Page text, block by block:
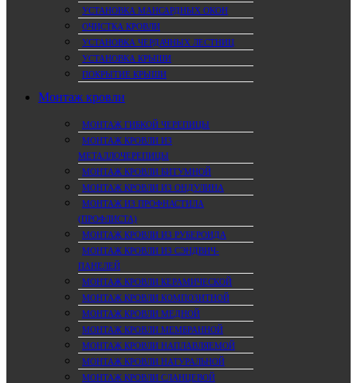
УСТАНОВКА МАНСАРДНЫХ ОКОН
ОЧИСТКА КРОВЛИ
УСТАНОВКА ЧЕРДАЧНЫХ ЛЕСТНИЦ
УСТАНОВКА КРЫШИ
ПОКРЫТИЕ КРЫШИ
Монтаж кровли
МОНТАЖ ГИБКОЙ ЧЕРЕПИЦЫ
МОНТАЖ КРОВЛИ ИЗ
МЕТАЛЛОЧЕРЕПИЦЫ
МОНТАЖ КРОВЛИ БИТУМНОЙ
МОНТАЖ КРОВЛИ ИЗ ОНДУЛИНА
МОНТАЖ ИЗ ПРОФНАСТИЛА
(ПРОФЛИСТА)
МОНТАЖ КРОВЛИ ИЗ РУБЕРОИДА
МОНТАЖ КРОВЛИ ИЗ СЭНДВИЧ-
ПАНЕЛЕЙ
МОНТАЖ КРОВЛИ КЕРАМИЧЕСКОЙ
МОНТАЖ КРОВЛИ КОМПОЗИТНОЙ
МОНТАЖ КРОВЛИ МЕДНОЙ
МОНТАЖ КРОВЛИ МЕМБРАННОЙ
МОНТАЖ КРОВЛИ НАПЛАВЛЯЕМОЙ
МОНТАЖ КРОВЛИ НАТУРАЛЬНОЙ
МОНТАЖ КРОВЛИ СЛАНЦЕВОЙ